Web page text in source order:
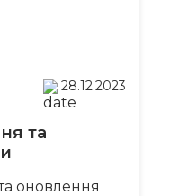
28.12.2023
та
оновлення